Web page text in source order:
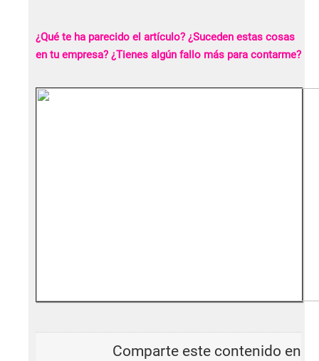
¿Qué te ha parecido el artículo? ¿Suceden estas cosas
en tu empresa? ¿Tienes algún fallo más para contarme?
Comparte este contenido en